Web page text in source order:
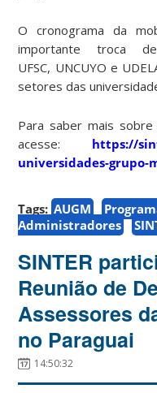
O cronograma da
importante troca
UFSC, UNCUYO e
setores das
Para saber mais sobre
acesse: https://
universidades-grupo-
Tags: AUGM
Administradores
SINTER
Reunião de
Assessores
no Paraguai
14:50:32